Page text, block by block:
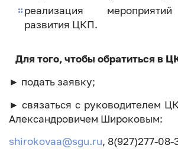
реализация
развития ЦКП.
Для того, чтобы обратиться в
► подать заявку;
► связаться с руководителем
Александровичем Широковым:
shirokovaa@sgu.ru, 8(927)277-08-